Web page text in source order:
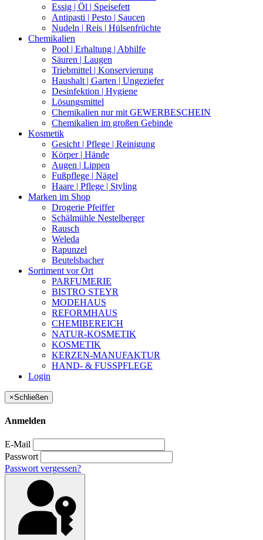
Essig | Öl | Speisefett
Antipasti | Pesto | Saucen
Nudeln | Reis | Hülsenfrüchte
Chemikalien
Pool | Erhaltung | Abhilfe
Säuren | Laugen
Triebmittel | Konservierung
Haushalt | Garten | Ungeziefer
Desinfektion | Hygiene
Lösungsmittel
Chemikalien nur mit GEWERBESCHEIN
Chemikalien im großen Gebinde
Kosmetik
Gesicht | Pflege | Reinigung
Körper | Hände
Augen | Lippen
Fußpflege | Nägel
Haare | Pflege | Styling
Marken im Shop
Drogerie Pfeiffer
Schälmühle Nestelberger
Rausch
Weleda
Rapunzel
Beutelsbacher
Sortiment vor Ort
PARFUMERIE
BISTRO STEYR
MODEHAUS
REFORMHAUS
CHEMIBEREICH
NATUR-KOSMETIK
KOSMETIK
KERZEN-MANUFAKTUR
HAND- & FUSSPFLEGE
Login
×Schließen
Anmelden
E-Mail
Passwort
Passwort vergessen?